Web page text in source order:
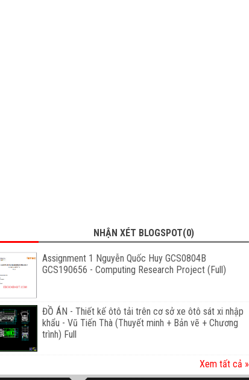
NHẬN XÉT BLOGSPOT(0)
Assignment 1 Nguyễn Quốc Huy GCS0804B
GCS190656 - Computing Research Project (Full)
ĐỒ ÁN - Thiết kế ôtô tải trên cơ sở xe ôtô sát xi nhập
khẩu - Vũ Tiến Thà (Thuyết minh + Bản vẽ + Chương
trình) Full
Xem tất cả »